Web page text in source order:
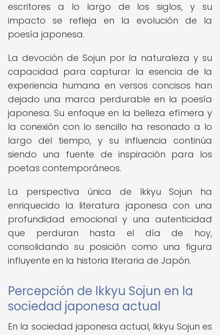
escritores a lo largo de los siglos, y su
impacto se refleja en la evolución de la
poesía japonesa.
La devoción de Sojun por la naturaleza y su
capacidad para capturar la esencia de la
experiencia humana en versos concisos han
dejado una marca perdurable en la poesía
japonesa. Su enfoque en la belleza efímera y
la conexión con lo sencillo ha resonado a lo
largo del tiempo, y su influencia continúa
siendo una fuente de inspiración para los
poetas contemporáneos.
La perspectiva única de Ikkyu Sojun ha
enriquecido la literatura japonesa con una
profundidad emocional y una autenticidad
que perduran hasta el día de hoy,
consolidando su posición como una figura
influyente en la historia literaria de Japón.
Percepción de Ikkyu Sojun en la
sociedad japonesa actual
En la sociedad japonesa actual, Ikkyu Sojun es